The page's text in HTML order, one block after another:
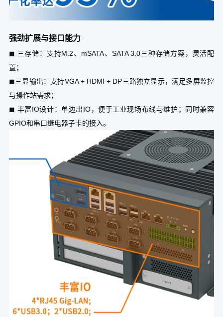
强劲扩展与接口能力
◼ 三存储：支持M.2、mSATA、SATA 3.0三种存储方案，灵活配
置；
◼三显输出：支持VGA + HDMI + DP三路独立显示，满足多屏监控
与操作站需求；
◼ 丰富IO设计：单边出IO，便于工业现场布线与维护；同时兼容
GPIO和串口继电器子卡的接入。